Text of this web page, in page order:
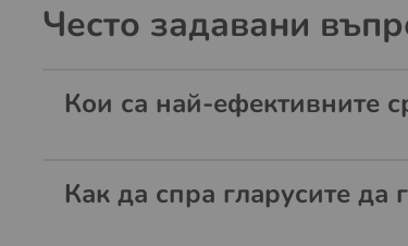
Често задавани
Кои са най-ефективните
Как да спра гларусите